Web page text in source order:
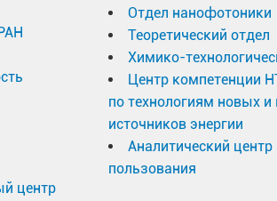
центр
Отдел нанофотоники
Теоретический отдел
Химико-
Центр компетенции
по технологиям новых
источников энергии
Аналитический центр
пользования